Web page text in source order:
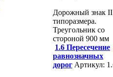
Дорожный знак II
типоразмера.
Треугольник со
стороной 900 мм
1.6 Пересечение
равнозначных
дорог Артикул: